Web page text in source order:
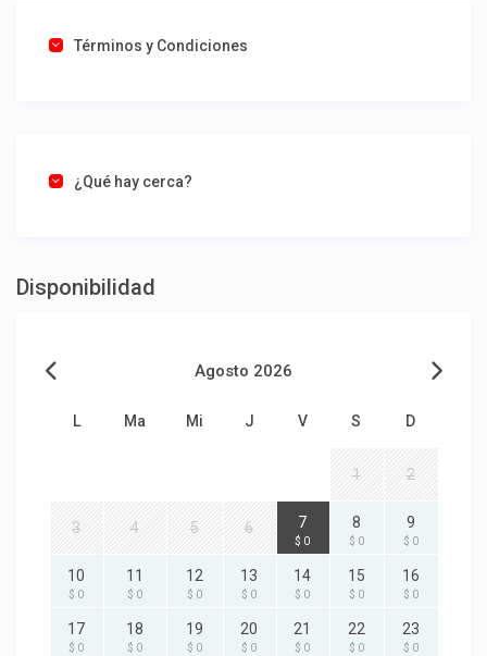
Términos y Condiciones
¿Qué hay cerca?
Disponibilidad
Agosto 2026
L Ma Mi J V S D
1 2
3 4 5 6 7
$ 0
8
$ 0
9
$ 0
10
$ 0
11
$ 0
12
$ 0
13
$ 0
14
$ 0
15
$ 0
16
$ 0
17
$ 0
18
$ 0
19
$ 0
20
$ 0
21
$ 0
22
$ 0
23
$ 0